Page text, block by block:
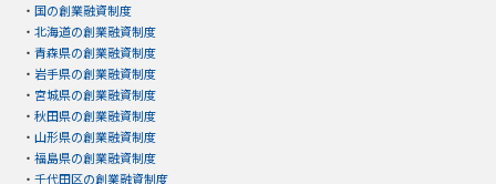
・ 国の創業融資制度
・ 北海道の創業融資制度
・ 青森県の創業融資制度
・ 岩手県の創業融資制度
・ 宮城県の創業融資制度
・ 秋田県の創業融資制度
・ 山形県の創業融資制度
・ 福島県の創業融資制度
・ 千代田区の創業融資制度